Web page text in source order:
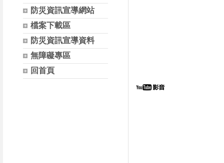
防災資訊宣導網站
檔案下載區
防災資訊宣導資料
無障礙專區
回首頁